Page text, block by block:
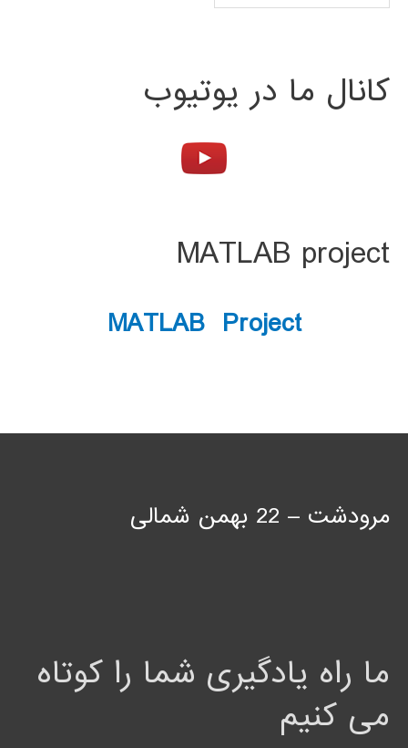
کانال ما در یوتیوب
MATLAB project
MATLAB Project
مرودشت – 22 بهمن شمالی
ما راه یادگیری شما را کوتاه
می کنیم